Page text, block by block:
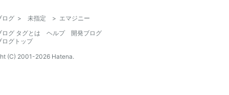
ログ > 未指定 > エマジニー
ログ タグとは
ヘルプ
開発ブログ
ログトップ
(C) 2001-2026 Hatena.